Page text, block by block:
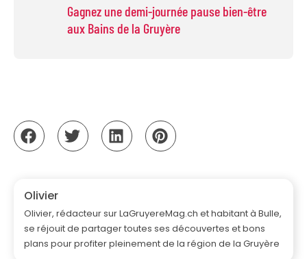
Gagnez une demi-journée pause bien-être
aux Bains de la Gruyère
Olivier
Olivier, rédacteur sur LaGruyereMag.ch et habitant à Bulle,
se réjouit de partager toutes ses découvertes et bons
plans pour profiter pleinement de la région de la Gruyère